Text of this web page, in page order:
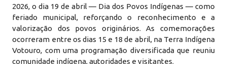
2026, o dia 19 de abril — Dia dos Povos Indígenas — como
feriado municipal, reforçando o reconhecimento e a
valorização dos povos originários. As comemorações
ocorreram entre os dias 15 e 18 de abril, na Terra Indígena
Votouro, com uma programação diversificada que reuniu
comunidade indígena, autoridades e visitantes.